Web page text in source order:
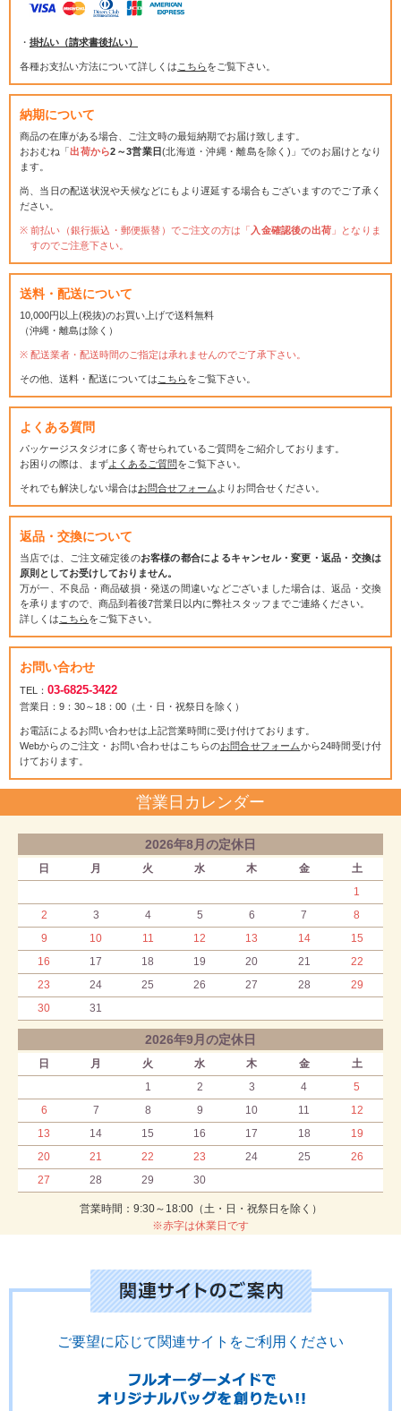
・ 掛払い（請求書後払い）
各種お支払い方法について詳しくは こちらをご覧下さい。
納期について
商品の在庫がある場合、ご注文時の最短納期でお届け致します。
おおむね「出荷から2～3営業日(北海道・沖縄・離島を除く)」でのお届けとなり
ます。
尚、当日の配送状況や天候などにもより遅延する場合もございますのでご了承く
ださい。
前払い（銀行振込・郵便振替）でご注文の方は「 入金確認後の出荷 」となりま
すのでご注意下さい。
送料・配送について
10,000円以上(税抜)のお買い上げで送料無料
（沖縄・離島は除く）
配送業者・配送時間のご指定は承れませんのでご了承下さい。
その他、送料・配送については こちらをご覧下さい。
よくある質問
パッケージスタジオに多く寄せられているご質問をご紹介しております。
お困りの際は、まずよくあるご質問をご覧下さい。
それでも解決しない場合はお問合せフォーム よりお問合せください。
返品・交換について
当店では、ご注文確定後のお客様の都合によるキャンセル・変更・返品・交換は
原則としてお受けしておりません。
万が一、不良品・商品破損・発送の間違いなどございました場合は、返品・交換
を承りますので、商品到着後7営業日以内に弊社スタッフまでご連絡ください。
詳しくは こちらをご覧下さい。
お問い合わせ
TEL： 03-6825-3422
営業日：9：30～18：00（土・日・祝祭日を除く）
お電話によるお問い合わせは上記営業時間に受け付けております。
Webからのご注文・お問い合わせはこちらのお問合せフォームから24時間受け付
けております。
営業日カレンダー
2026年8月の定休日
日 月 火 水 木 金
土
1
2
3 4 5 6 7
8
9
10 11 12 13 14
15
16
17 18 19 20 21
22
23
24 25 26 27 28
29
30
31
2026年9月の定休日
日 月 火 水 木 金
土
1
2 3 4
5
6
7 8 9 10 11
12
13
14 15 16 17 18
19
20
21 22 23 24 25
26
27
28 29 30
営業時間：9:30～18:00（土・日・祝祭日を除く）
※赤字は休業日です
ご要望に応じて関連サイトをご利用ください